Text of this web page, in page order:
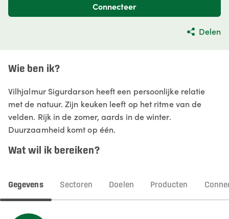
Connecteer
Delen
Wie ben ik?
Vilhjalmur Sigurdarson heeft een persoonlijke relatie
met de natuur. Zijn keuken leeft op het ritme van de
velden. Rijk in de zomer, aards in de winter.
Duurzaamheid komt op één.
Wat wil ik bereiken?
Gegevens Sectoren Doelen Producten